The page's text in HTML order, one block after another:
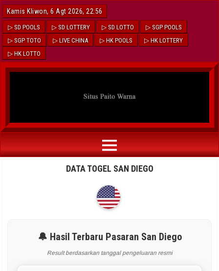
Kamis Kliwon, 6 Agt 2026, 22:56
▷ SD POOLS ▷ SD LOTTERY ▷ SD LOTTO
▷ SGP POOLS
▷ SGP TOTO
▷ LIVE CHINA ▷ HK POOLS
▷ HK LOTTERY
▷ HK LOTTO
DATA TOGEL SAN DIEGO
🔔 Hasil Terbaru Pasaran San Diego
Result berdasarkan tanggal pengeluaran resmi